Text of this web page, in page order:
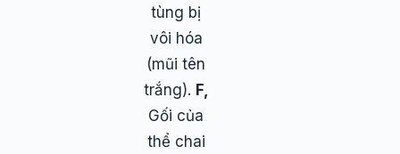
tùng bị
vôi hóa
(mũi tên
trắng). F,
Gối của
thể chai